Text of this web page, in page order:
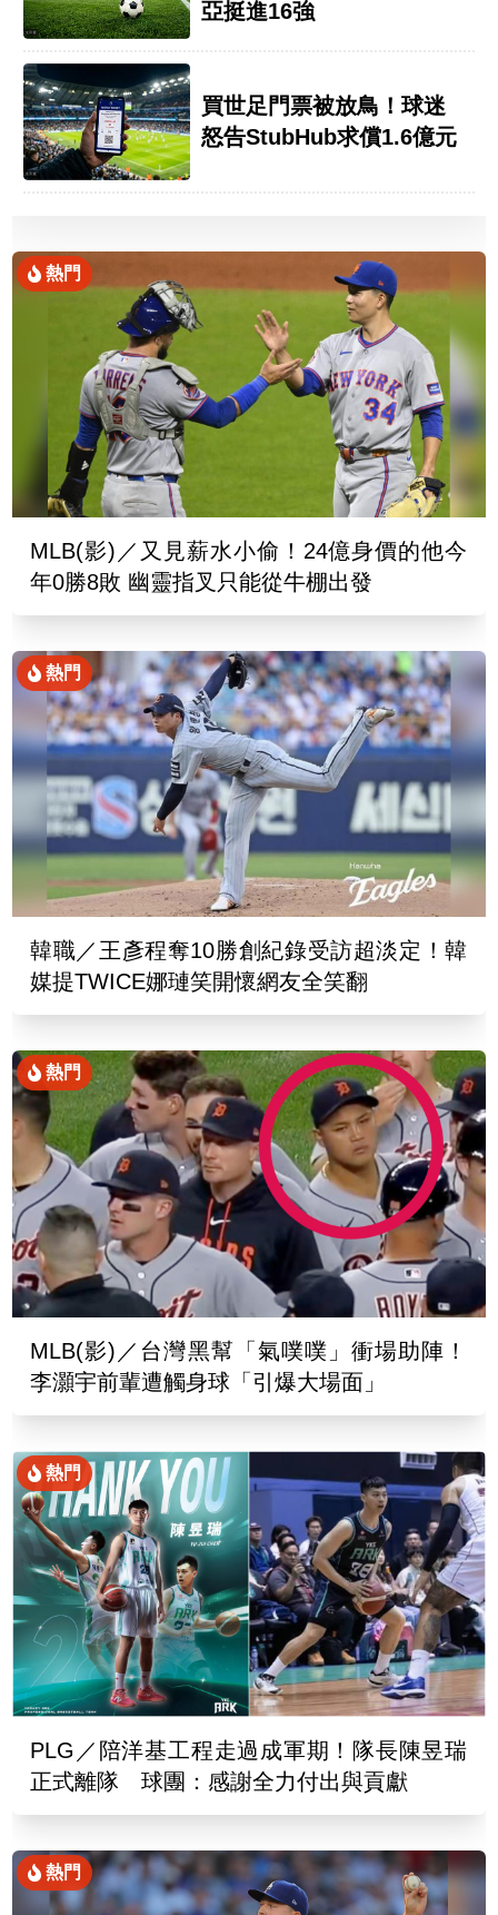
亞挺進16強
買世足門票被放鳥！球迷
怒告StubHub求償1.6億元
熱門
MLB(影)／又見薪水小偷！24億身價的他今
年0勝8敗 幽靈指叉只能從牛棚出發
熱門
韓職／王彥程奪10勝創紀錄受訪超淡定！韓
媒提TWICE娜璉笑開懷網友全笑翻
熱門
MLB(影)／台灣黑幫「氣噗噗」衝場助陣！
李灝宇前輩遭觸身球「引爆大場面」
熱門
PLG／陪洋基工程走過成軍期！隊長陳昱瑞
正式離隊 球團：感謝全力付出與貢獻
熱門